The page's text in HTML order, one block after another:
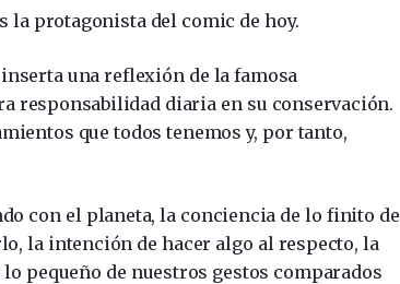
la protagonista del comic de hoy.
una reflexión de la famosa
responsabilidad diaria en su conservación.
que todos tenemos y, por tanto,
con el planeta, la conciencia de lo finito de
la intención de hacer algo al respecto, la
pequeño de nuestros gestos comparados